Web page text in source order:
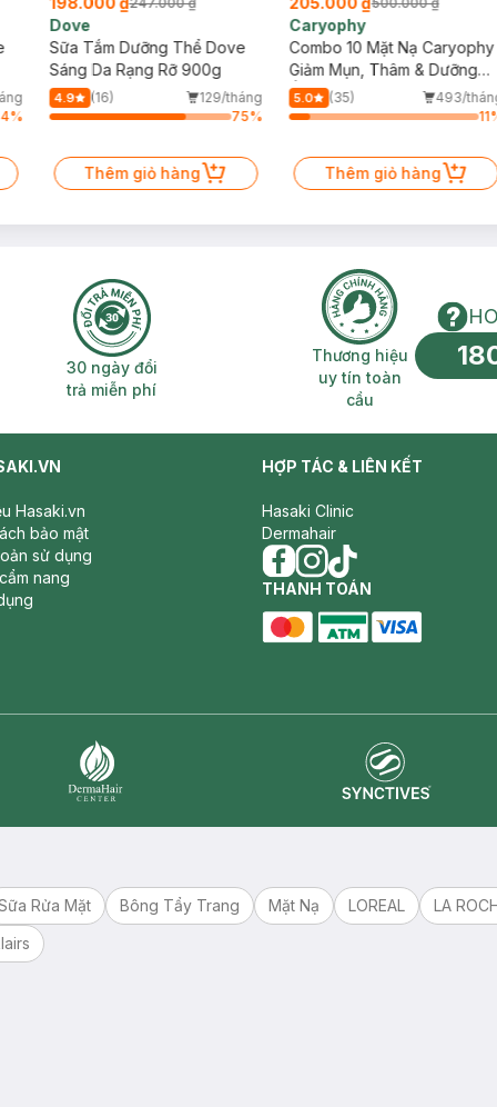
%
Dove
Sữa Tắm Dưỡng Thể Dove
Sáng Da Rạng Rỡ 900g
4.9 (16)
129/tháng
75%
Thêm giỏ hàng
Caryophy
Combo 10 Mặt Nạ Caryophy
Giảm Mụn, Thâm & Dưỡng
Ẩm Da 22g
5.0 (35)
493/
11
Thêm giỏ hàng
30 ngày đổi trả miễn phí
30 ngày đổi
trả miễn phí
Thương hiệu uy
Thương hiệu
uy tín toàn
cầu
Hasaki.vn
bảo mật
sử dụng
nang
HỢP TÁC & LIÊN KẾT
Hasaki Clinic
Dermahair
facebook
instagram
tiktok
THANH TOÁN
Rửa Mặt Bông Tẩy Trang Mặt Nạ LOREAL LA